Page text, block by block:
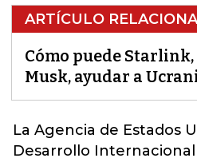
ARTÍCULO
Cómo puede
Musk, ayudar a
La Agencia de Estados
Desarrollo